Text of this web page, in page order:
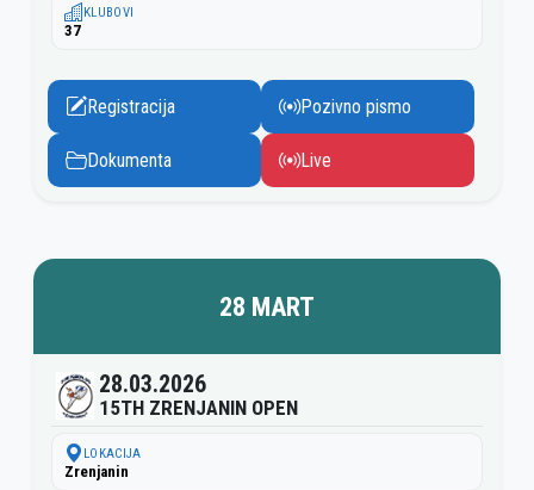
KLUBOVI
37
Registracija Pozivno pismo
Dokumenta Live
28 MART
28.03.2026
15TH ZRENJANIN OPEN
LOKACIJA
Zrenjanin